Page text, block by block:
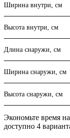
Ширина внутри, см
Высота внутри, см
Длина снаружи, см
Ширина снаружи, см
Высота снаружи, см
Экономьте время
доступно 4